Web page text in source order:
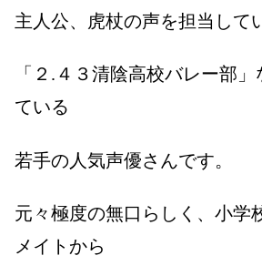
主人公、虎杖の声を担当して
「２ . ４３清陰高校バレー部
ている
若手の人気声優さんです。
元々極度の無口らしく、小学
メイトから